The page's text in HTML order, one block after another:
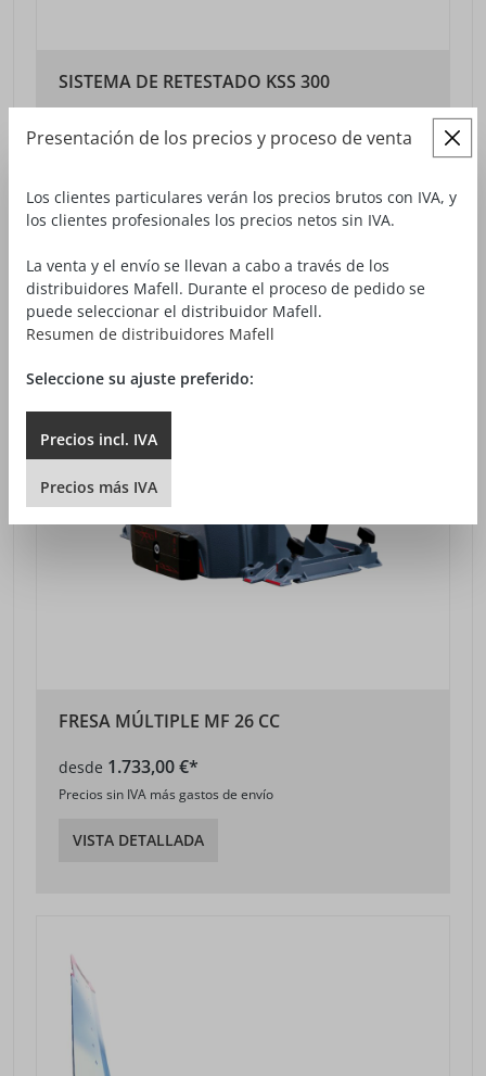
SISTEMA DE RETESTADO KSS 300
desde 751,00 €*
Precios sin IVA más gastos de envío
VISTA DETALLADA
FRESA MÚLTIPLE MF 26 CC
desde 1.733,00 €*
Precios sin IVA más gastos de envío
VISTA DETALLADA
Presentación de los precios y proceso de venta
Los clientes particulares verán los precios brutos con IVA, y
los clientes profesionales los precios netos sin IVA.
La venta y el envío se llevan a cabo a través de los
distribuidores Mafell. Durante el proceso de pedido se
puede seleccionar el distribuidor Mafell.
Resumen de distribuidores Mafell
Seleccione su ajuste preferido:
Precios incl. IVA
Precios más IVA